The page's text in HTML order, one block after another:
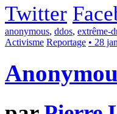
Twitter
anonymous, ddos, extrême-
Activisme Reportage • 28